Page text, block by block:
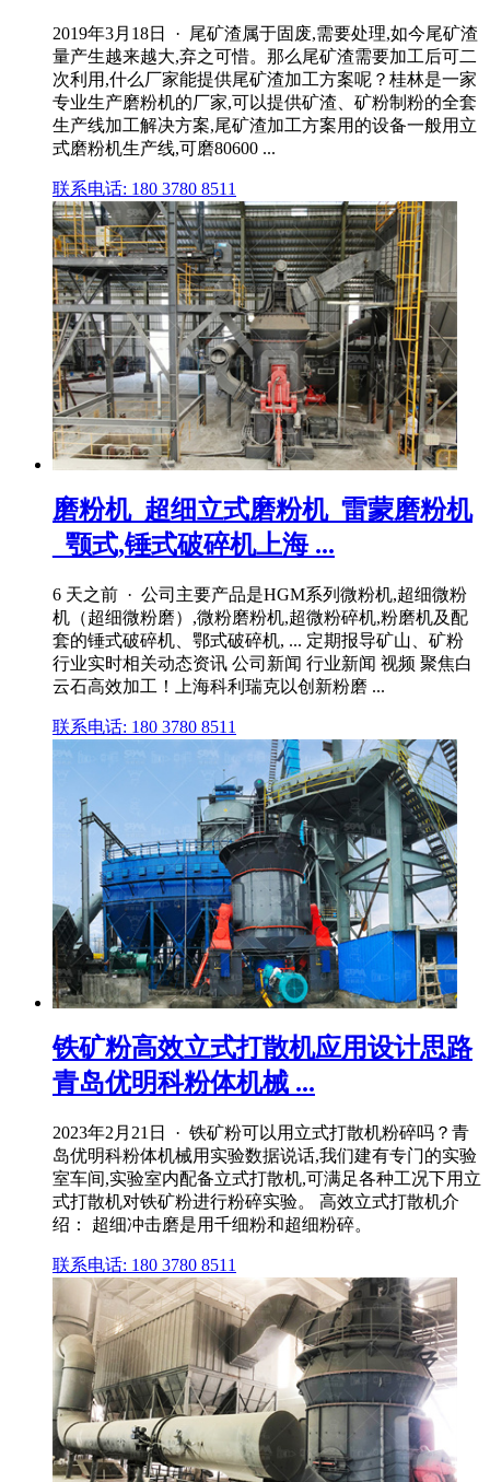
2019年3月18日 · 尾矿渣属于固废,需要处理,如今尾矿渣
量产生越来越大,弃之可惜。那么尾矿渣需要加工后可二
次利用,什么厂家能提供尾矿渣加工方案呢？桂林是一家
专业生产磨粉机的厂家,可以提供矿渣、矿粉制粉的全套
生产线加工解决方案,尾矿渣加工方案用的设备一般用立
式磨粉机生产线,可磨80600 ...
联系电话: 180 3780 8511
磨粉机_超细立式磨粉机_雷蒙磨粉机
_颚式,锤式破碎机上海 ...
6 天之前 · 公司主要产品是HGM系列微粉机,超细微粉
机（超细微粉磨）,微粉磨粉机,超微粉碎机,粉磨机及配
套的锤式破碎机、鄂式破碎机, ... 定期报导矿山、矿粉
行业实时相关动态资讯 公司新闻 行业新闻 视频 聚焦白
云石高效加工！上海科利瑞克以创新粉磨 ...
联系电话: 180 3780 8511
铁矿粉高效立式打散机应用设计思路
青岛优明科粉体机械 ...
2023年2月21日 · 铁矿粉可以用立式打散机粉碎吗？青
岛优明科粉体机械用实验数据说话,我们建有专门的实验
室车间,实验室内配备立式打散机,可满足各种工况下用立
式打散机对铁矿粉进行粉碎实验。 高效立式打散机介
绍： 超细冲击磨是用千细粉和超细粉碎。
联系电话: 180 3780 8511